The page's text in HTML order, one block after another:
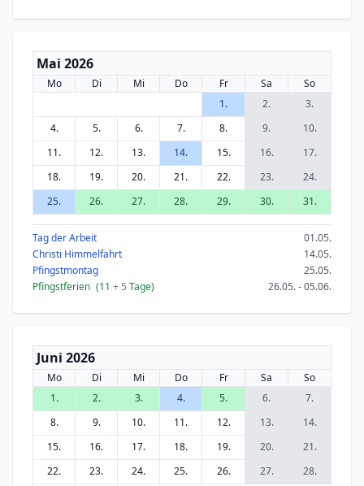
Mai 2026
Mo Di Mi Do Fr Sa
So
1.
2.
3.
4.
5. 6. 7. 8. 9.
10.
11.
12. 13. 14. 15. 16.
17.
18.
19. 20. 21. 22. 23.
24.
25.
26. 27. 28. 29. 30. 31.
Tag der Arbeit
01.05.
Christi Himmelfahrt
14.05.
Pfingstmontag
25.05.
Pfingstferien (11 + 5 Tage) 26.05. - 05.06.
Juni 2026
Mo Di Mi Do Fr Sa
So
1.
2. 3. 4. 5. 6.
7.
8.
9. 10. 11. 12. 13.
14.
15.
16. 17. 18. 19. 20.
21.
22.
23. 24. 25. 26. 27. 28.